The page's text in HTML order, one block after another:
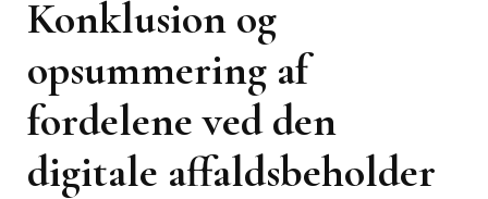
Konklusion og
opsummering af
fordelene ved den
digitale affaldsbeholder